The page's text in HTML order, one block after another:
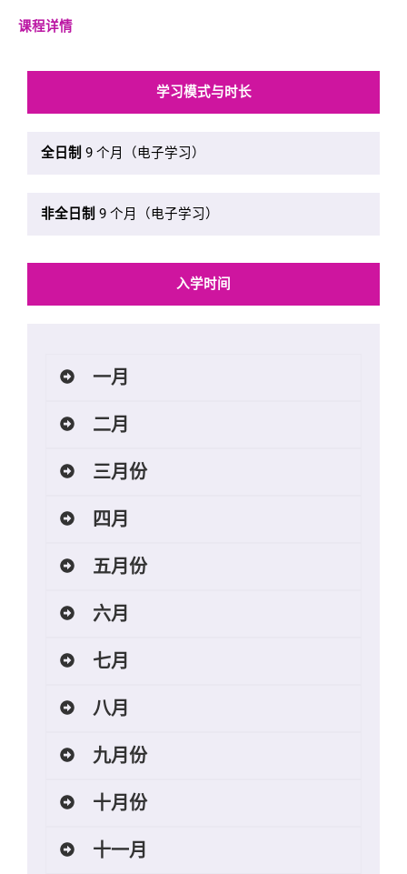
课程详情
学习模式与时长
全日制 9 个月（电子学习）
非全日制 9 个月（电子学习）
入学时间
一月
二月
三月份
四月
五月份
六月
七月
八月
九月份
十月份
十一月